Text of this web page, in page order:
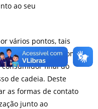
ao seu
vários pontos, tais
relacionamento com
final do
de cadeia. Deste
as formas de contato
junto ao